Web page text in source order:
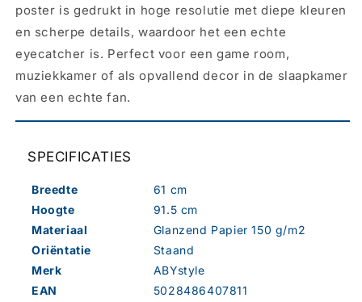
poster is gedrukt in hoge resolutie met diepe kleuren
en scherpe details, waardoor het een echte
eyecatcher is. Perfect voor een game room,
muziekkamer of als opvallend decor in de slaapkamer
van een echte fan.
SPECIFICATIES
Breedte
61 cm
Hoogte
91.5 cm
Materiaal
Glanzend Papier 150 g/m2
Oriëntatie
Staand
Merk
ABYstyle
EAN
5028486407811